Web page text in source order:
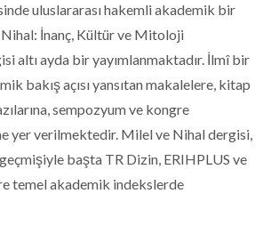
uluslararası hakemli akademik bir
İnanç, Kültür ve Mitoloji
altı ayda bir yayımlanmaktadır. İlmî bir
bakış açısı yansıtan makalelere, kitap
sempozyum ve kongre
yer verilmektedir. Milel ve Nihal dergisi,
geçmişiyle başta TR Dizin, ERIHPLUS ve
temel akademik indekslerde